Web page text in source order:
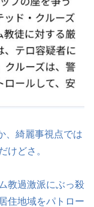
、綺麗事視点では
けどさ。
教過激派にぶっ殺
住地域をパトロー